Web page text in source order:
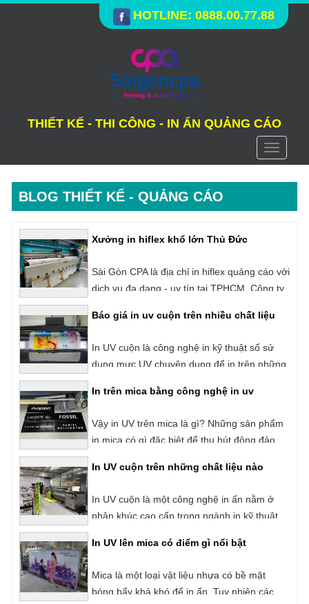
HOTLINE: 0888.00.77.88
THIẾT KẾ - THI CÔNG - IN ẤN QUẢNG CÁO
Toggle
BLOG THIẾT KẾ - QUẢNG CÁO
Báo giá in uv cuộn trên nhiều chất liệu
In UV cuộn là công nghệ in kỹ thuật số sử
dụng mực UV chuyên dụng để in trên những
Backlit Film,
In trên mica bằng công nghệ in uv
Vậy in UV trên mica là gì? Những sản phẩm
in mica có gì đặc biệt để thu hút đông đảo
In UV cuộn trên những chất liệu nào
In UV cuộn là một công nghệ in ấn nằm ở
phân khúc cao cấp trong ngành in kỹ thuật
sấy khô mực ngay lập tức bằng đèn UV.
được đánh giá rất cao về chất lượng, tính
In UV lên mica có điểm gì nổi bật
Mica là một loại vật liệu nhựa có bề mặt
bóng bẩy khá khó để in ấn. Tuy nhiên các
phẳng hiện đại lại đạt chất lượng tốt, bản in
lên mica là gì?
Quy trình dịch vụ Cắt CNC gỗ tphcm
Quý khách hàng đang tìm kiếm đơn vị
nhận cắt CNC gỗ tphcm uy tín - giá tốt? Sài